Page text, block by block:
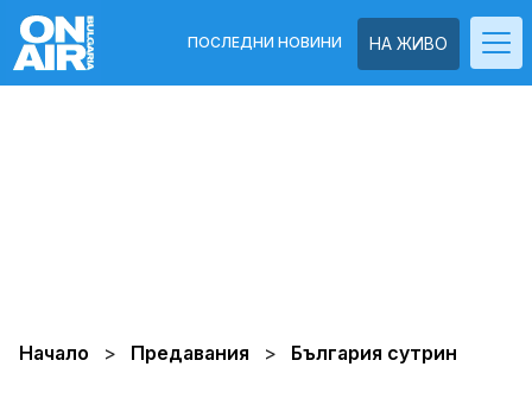
НА ЖИВО
ПОСЛЕДНИ НОВИНИ
Начало Предавания България сутрин